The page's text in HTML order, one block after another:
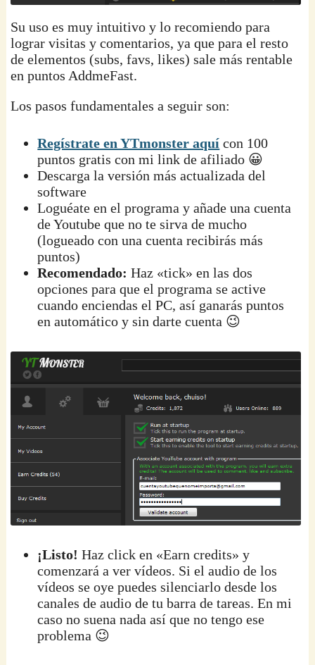
Su uso es muy intuitivo y lo recomiendo para
lograr visitas y comentarios, ya que para el resto
de elementos (subs, favs, likes) sale más rentable
en puntos AddmeFast.
Los pasos fundamentales a seguir son:
Regístrate en YTmonster aquí con 100
puntos gratis con mi link de afiliado 😀
Descarga la versión más actualizada del
software
Loguéate en el programa y añade una cuenta
de Youtube que no te sirva de mucho
(logueado con una cuenta recibirás más
puntos)
Recomendado: Haz «tick» en las dos
opciones para que el programa se active
cuando enciendas el PC, así ganarás puntos
en automático y sin darte cuenta 😉
¡Listo! Haz click en «Earn credits» y
comenzará a ver vídeos. Si el audio de los
vídeos se oye puedes silenciarlo desde los
canales de audio de tu barra de tareas. En mi
caso no suena nada así que no tengo ese
problema 😉